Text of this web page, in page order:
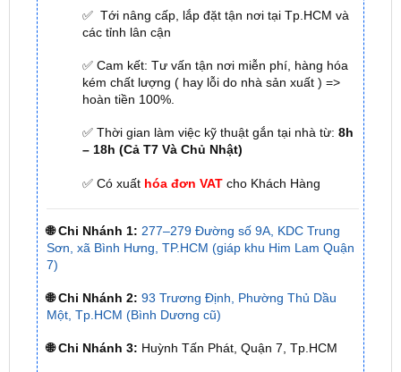
✅ Cam kết: Tư vấn tận nơi miễn phí, hàng hóa
kém chất lượng ( hay lỗi do nhà sản xuất ) =>
✅ Thời gian làm việc kỹ thuật gắn tại nhà từ:8h
– 18h (Cả T7 Và Chủ Nhật)
✅ Có xuấthóa đơn VATcho Khách Hàng
🌐 Chi Nhánh 1: 277–279 Đường số 9A, KDC Trung
🌐 Chi Nhánh 2: 93 Trương Định, Phường Thủ Dầu
Một, Tp.HCM (Bình Dương cũ)
🌐 Chi Nhánh 3: Huỳnh Tấn Phát, Quận 7, Tp.HCM
📞 Nhấn vàoLiên hệ ngay nhận ưu đãi 👉 Zalo OA